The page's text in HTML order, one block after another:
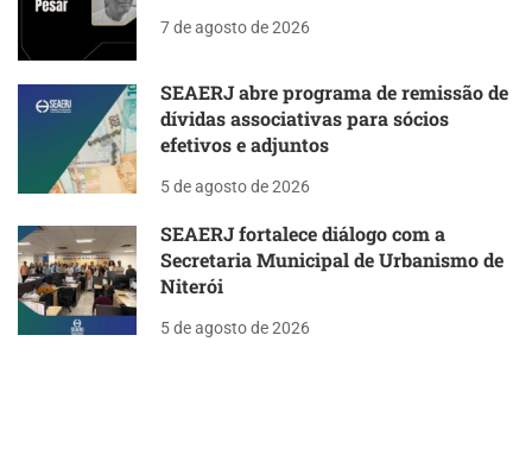
7 de agosto de 2026
SEAERJ abre programa de remissão de
dívidas associativas para sócios
efetivos e adjuntos
5 de agosto de 2026
SEAERJ fortalece diálogo com a
Secretaria Municipal de Urbanismo de
Niterói
5 de agosto de 2026